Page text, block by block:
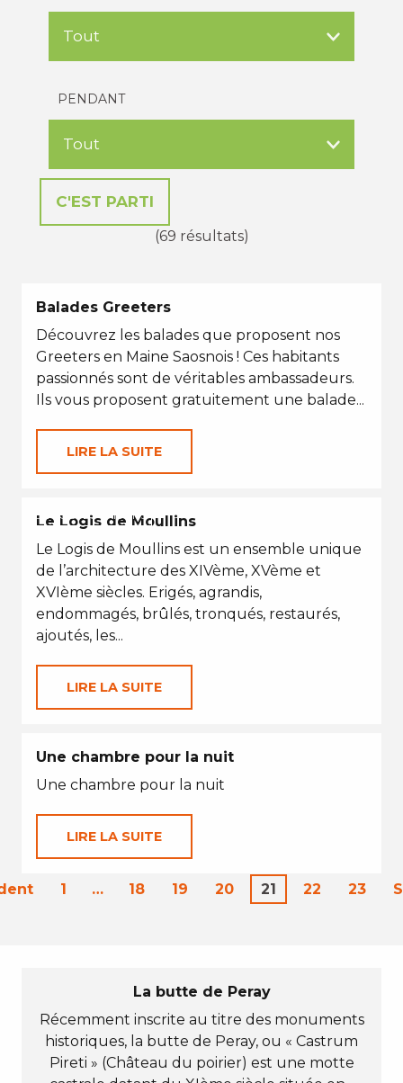
PENDANT
(69 résultats)
Balades Greeters
Découvrez les balades que proposent nos
Greeters en Maine Saosnois ! Ces habitants
passionnés sont de véritables ambassadeurs.
Ils vous proposent gratuitement une balade...
LIRE LA SUITE
EN TOUTES SAISONS
Le Logis de Moullins
Le Logis de Moullins est un ensemble unique
de l’architecture des XIVème, XVème et
XVIème siècles. Erigés, agrandis,
endommagés, brûlés, tronqués, restaurés,
ajoutés, les...
LIRE LA SUITE
Une chambre pour la nuit
Une chambre pour la nuit
LIRE LA SUITE
1 … 18 19 20 21 22 23
La butte de Peray
Récemment inscrite au titre des monuments
historiques, la butte de Peray, ou « Castrum
Pireti » (Château du poirier) est une motte